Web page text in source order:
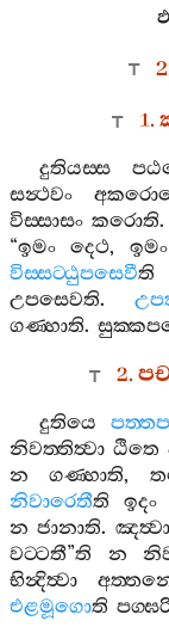
1.
දුතියස‍්ස
සන්‍ථවං
විස‍්සාසං කරොති.
“ඉමං දෙථ, ඉමං
විස‍්සට‍්ඨුපසෙවීති
උපසෙවති.
ගණ‍්හාති.
2.
දුතියෙ
නිවත‍්තිත්‍වා ඨිතෙ
න
ගණ‍්හාති,
නිවාරෙතීති ඉදං
න ජානාති. ඤත්‍වා
වට‍්ටතී”ති න
භින්‍දිත්‍වා
එළමූගොති